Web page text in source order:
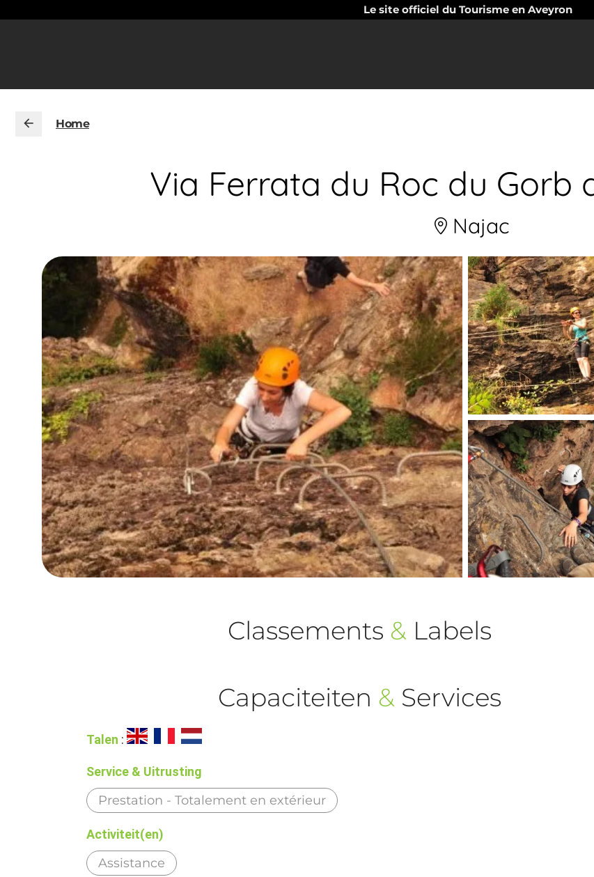
Le site officiel du Tourisme en Aveyron
Home
Via Ferrata du Roc du Gorb
Najac
Classements & Labels
Capaciteiten & Services
Talen :
Service & Uitrusting
Prestation - Totalement en extérieur
Activiteit(en)
Assistance